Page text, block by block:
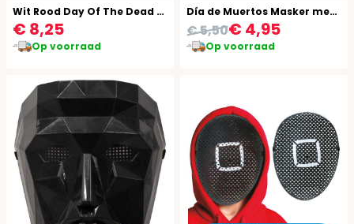
Wit Rood Day Of The Dead Oogmasker
€ 8,25
Op voorraad
Día de Muertos Masker met Bloemen Gekleurd
€ 4,95
€ 5,50
Op voorraad